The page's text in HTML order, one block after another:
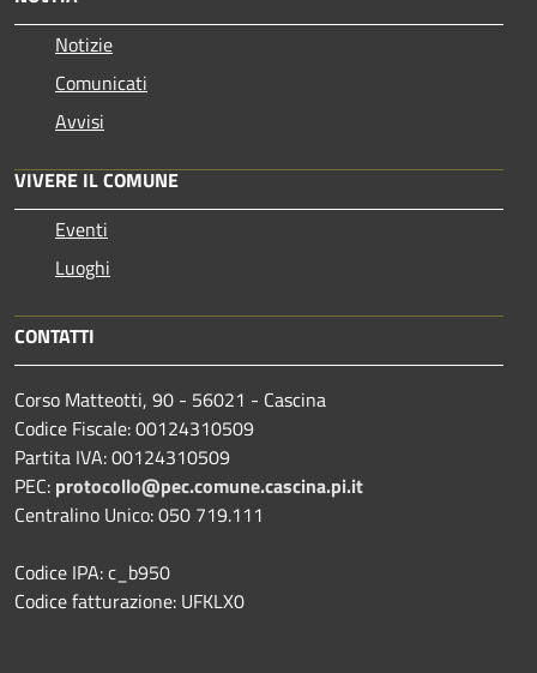
Notizie
Comunicati
Avvisi
VIVERE IL COMUNE
Eventi
Luoghi
CONTATTI
Corso Matteotti, 90 - 56021 - Cascina
Codice Fiscale: 00124310509
Partita IVA: 00124310509
PEC: protocollo@pec.comune.cascina.pi.it
Centralino Unico: 050 719.111
Codice IPA: c_b950
Codice fatturazione: UFKLX0